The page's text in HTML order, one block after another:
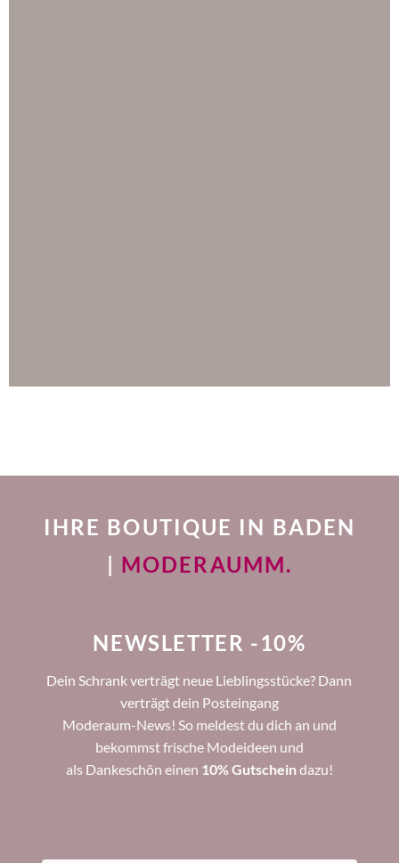
IHRE BOUTIQUE IN BADEN
| MODERAUMM.
NEWSLETTER -10%
Dein Schrank verträgt neue Lieblingsstücke? Dann
verträgt dein Posteingang
Moderaum-News! So meldest du dich an und
bekommst frische Modeideen und
als Dankeschön einen 10% Gutscheindazu!